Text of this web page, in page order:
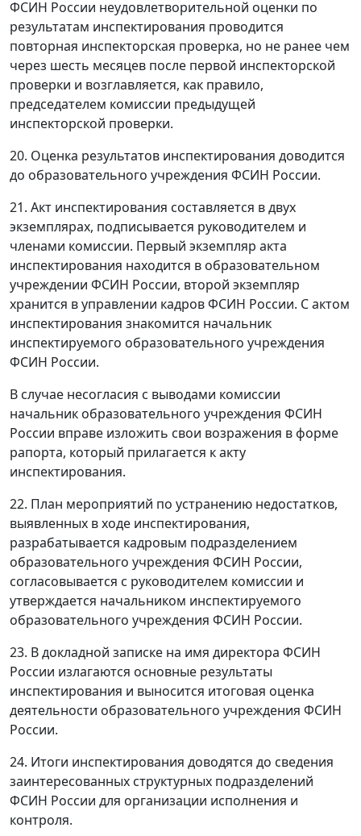
ФСИН России неудовлетворительной оценки по
результатам инспектирования проводится
повторная инспекторская проверка, но не ранее чем
через шесть месяцев после первой инспекторской
проверки и возглавляется, как правило,
председателем комиссии предыдущей
инспекторской проверки.
20. Оценка результатов инспектирования доводится
до образовательного учреждения ФСИН России.
21. Акт инспектирования составляется в двух
экземплярах, подписывается руководителем и
членами комиссии. Первый экземпляр акта
инспектирования находится в образовательном
учреждении ФСИН России, второй экземпляр
хранится в управлении кадров ФСИН России. С актом
инспектирования знакомится начальник
инспектируемого образовательного учреждения
ФСИН России.
В случае несогласия с выводами комиссии
начальник образовательного учреждения ФСИН
России вправе изложить свои возражения в форме
рапорта, который прилагается к акту
инспектирования.
22. План мероприятий по устранению недостатков,
выявленных в ходе инспектирования,
разрабатывается кадровым подразделением
образовательного учреждения ФСИН России,
согласовывается с руководителем комиссии и
утверждается начальником инспектируемого
образовательного учреждения ФСИН России.
23. В докладной записке на имя директора ФСИН
России излагаются основные результаты
инспектирования и выносится итоговая оценка
деятельности образовательного учреждения ФСИН
России.
24. Итоги инспектирования доводятся до сведения
заинтересованных структурных подразделений
ФСИН России для организации исполнения и
контроля.